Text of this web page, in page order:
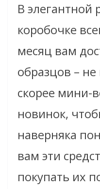
В элегантной
коробочке
месяц вам
образцов –
скорее мини-
новинок,
наверняка
вам эти
покупать их